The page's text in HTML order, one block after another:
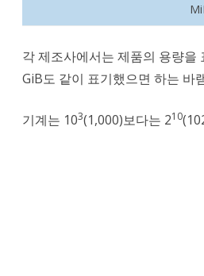
각 제조사에서는 제품의 용량을
GiB도 같이 표기했으면 하는 바
기계는 103(1,000)보다는 210